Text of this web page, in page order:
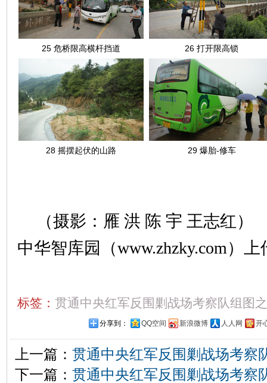
25 危桥限高横杆挡道 26 打开限高锁
28 摇摆起伏的山路 29 爆胎-修车
（摄影：雁 洪 陈 宇 王志红）
中华智库园（www.zhzky.com）上
标签： 贯通中央红军反围剿战场考察队组图
分享到： QQ空间 新浪微博 人人网 开
上一篇： 贯通中央红军反围剿战场考察
下一篇： 贯通中央红军反围剿战场考察